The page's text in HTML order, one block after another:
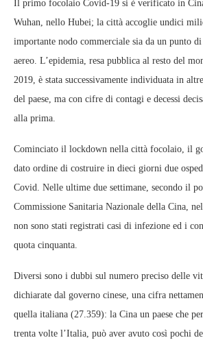
Il primo focolaio Covid-19 si è verificato in
Wuhan, nello Hubei; la città accoglie undici
importante nodo commerciale sia da un punto
aereo. L’epidemia, resa pubblica al resto del
2019, è stata successivamente individuata in
del paese, ma con cifre di contagi e decessi
alla prima.
Cominciato il lockdown nella città focolaio, il
dato ordine di costruire in dieci giorni due
Covid. Nelle ultime due settimane, secondo il
Commissione Sanitaria Nazionale della Cina,
non sono stati registrati casi di infezione ed i
quota cinquanta.
Diversi sono i dubbi sul numero preciso delle
dichiarate dal governo cinese, una cifra
quella italiana (27.359): la Cina un paese che
trenta volte l’Italia, può aver avuto così pochi